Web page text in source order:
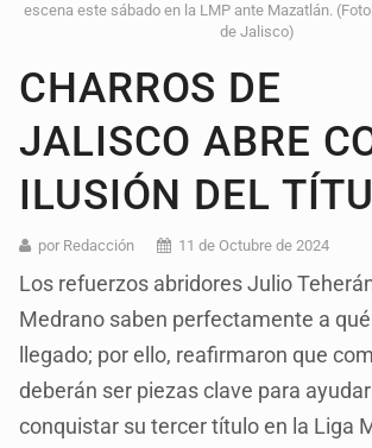
escena este sábado en la LMP ante Mazatlán.
de Jalisco)
CHARROS DE
JALISCO ABRE
ILUSIÓN DEL
por Redacción 11 de Octubre de 2024
Los refuerzos abridores Julio
Medrano saben perfectamente a
llegado; por ello, reafirmaron que
deberán ser piezas clave para
conquistar su tercer título en la Liga